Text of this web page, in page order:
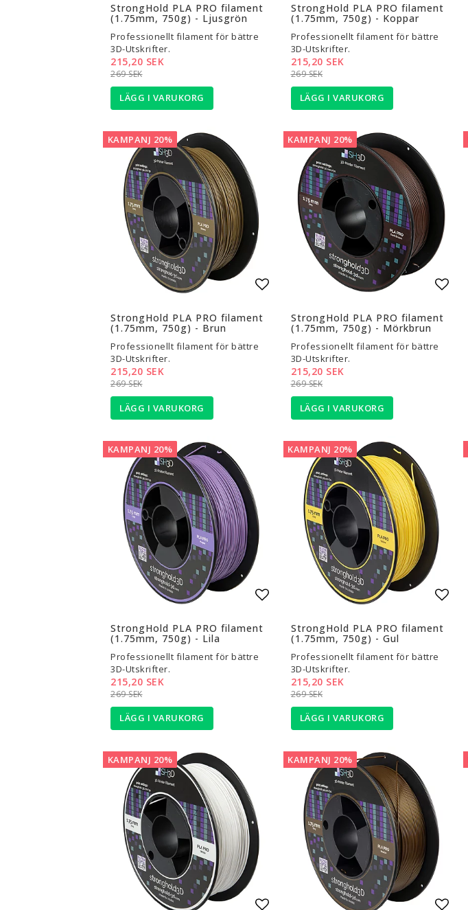
StrongHold PLA PRO filament
(1.75mm, 750g) - Ljusgrön
Professionellt filament för bättre
3D-Utskrifter.
269 SEK
215,20 SEK
LÄGG I VARUKORG
StrongHold PLA PRO filament
(1.75mm, 750g) - Koppar
Professionellt filament för bättre
3D-Utskrifter.
269 SEK
215,20 SEK
LÄGG I VARUKORG
KAMPANJ 20%
StrongHold PLA PRO filament
(1.75mm, 750g) - Brun
Professionellt filament för bättre
3D-Utskrifter.
269 SEK
215,20 SEK
LÄGG I VARUKORG
KAMPANJ 20%
StrongHold PLA PRO filament
(1.75mm, 750g) - Mörkbrun
Professionellt filament för bättre
3D-Utskrifter.
269 SEK
215,20 SEK
LÄGG I VARUKORG
KAMPANJ 20%
StrongHold PLA PRO filament
(1.75mm, 750g) - Lila
Professionellt filament för bättre
3D-Utskrifter.
269 SEK
215,20 SEK
LÄGG I VARUKORG
KAMPANJ 20%
StrongHold PLA PRO filament
(1.75mm, 750g) - Gul
Professionellt filament för bättre
3D-Utskrifter.
269 SEK
215,20 SEK
LÄGG I VARUKORG
KAMPANJ 20% KAMPANJ 20%